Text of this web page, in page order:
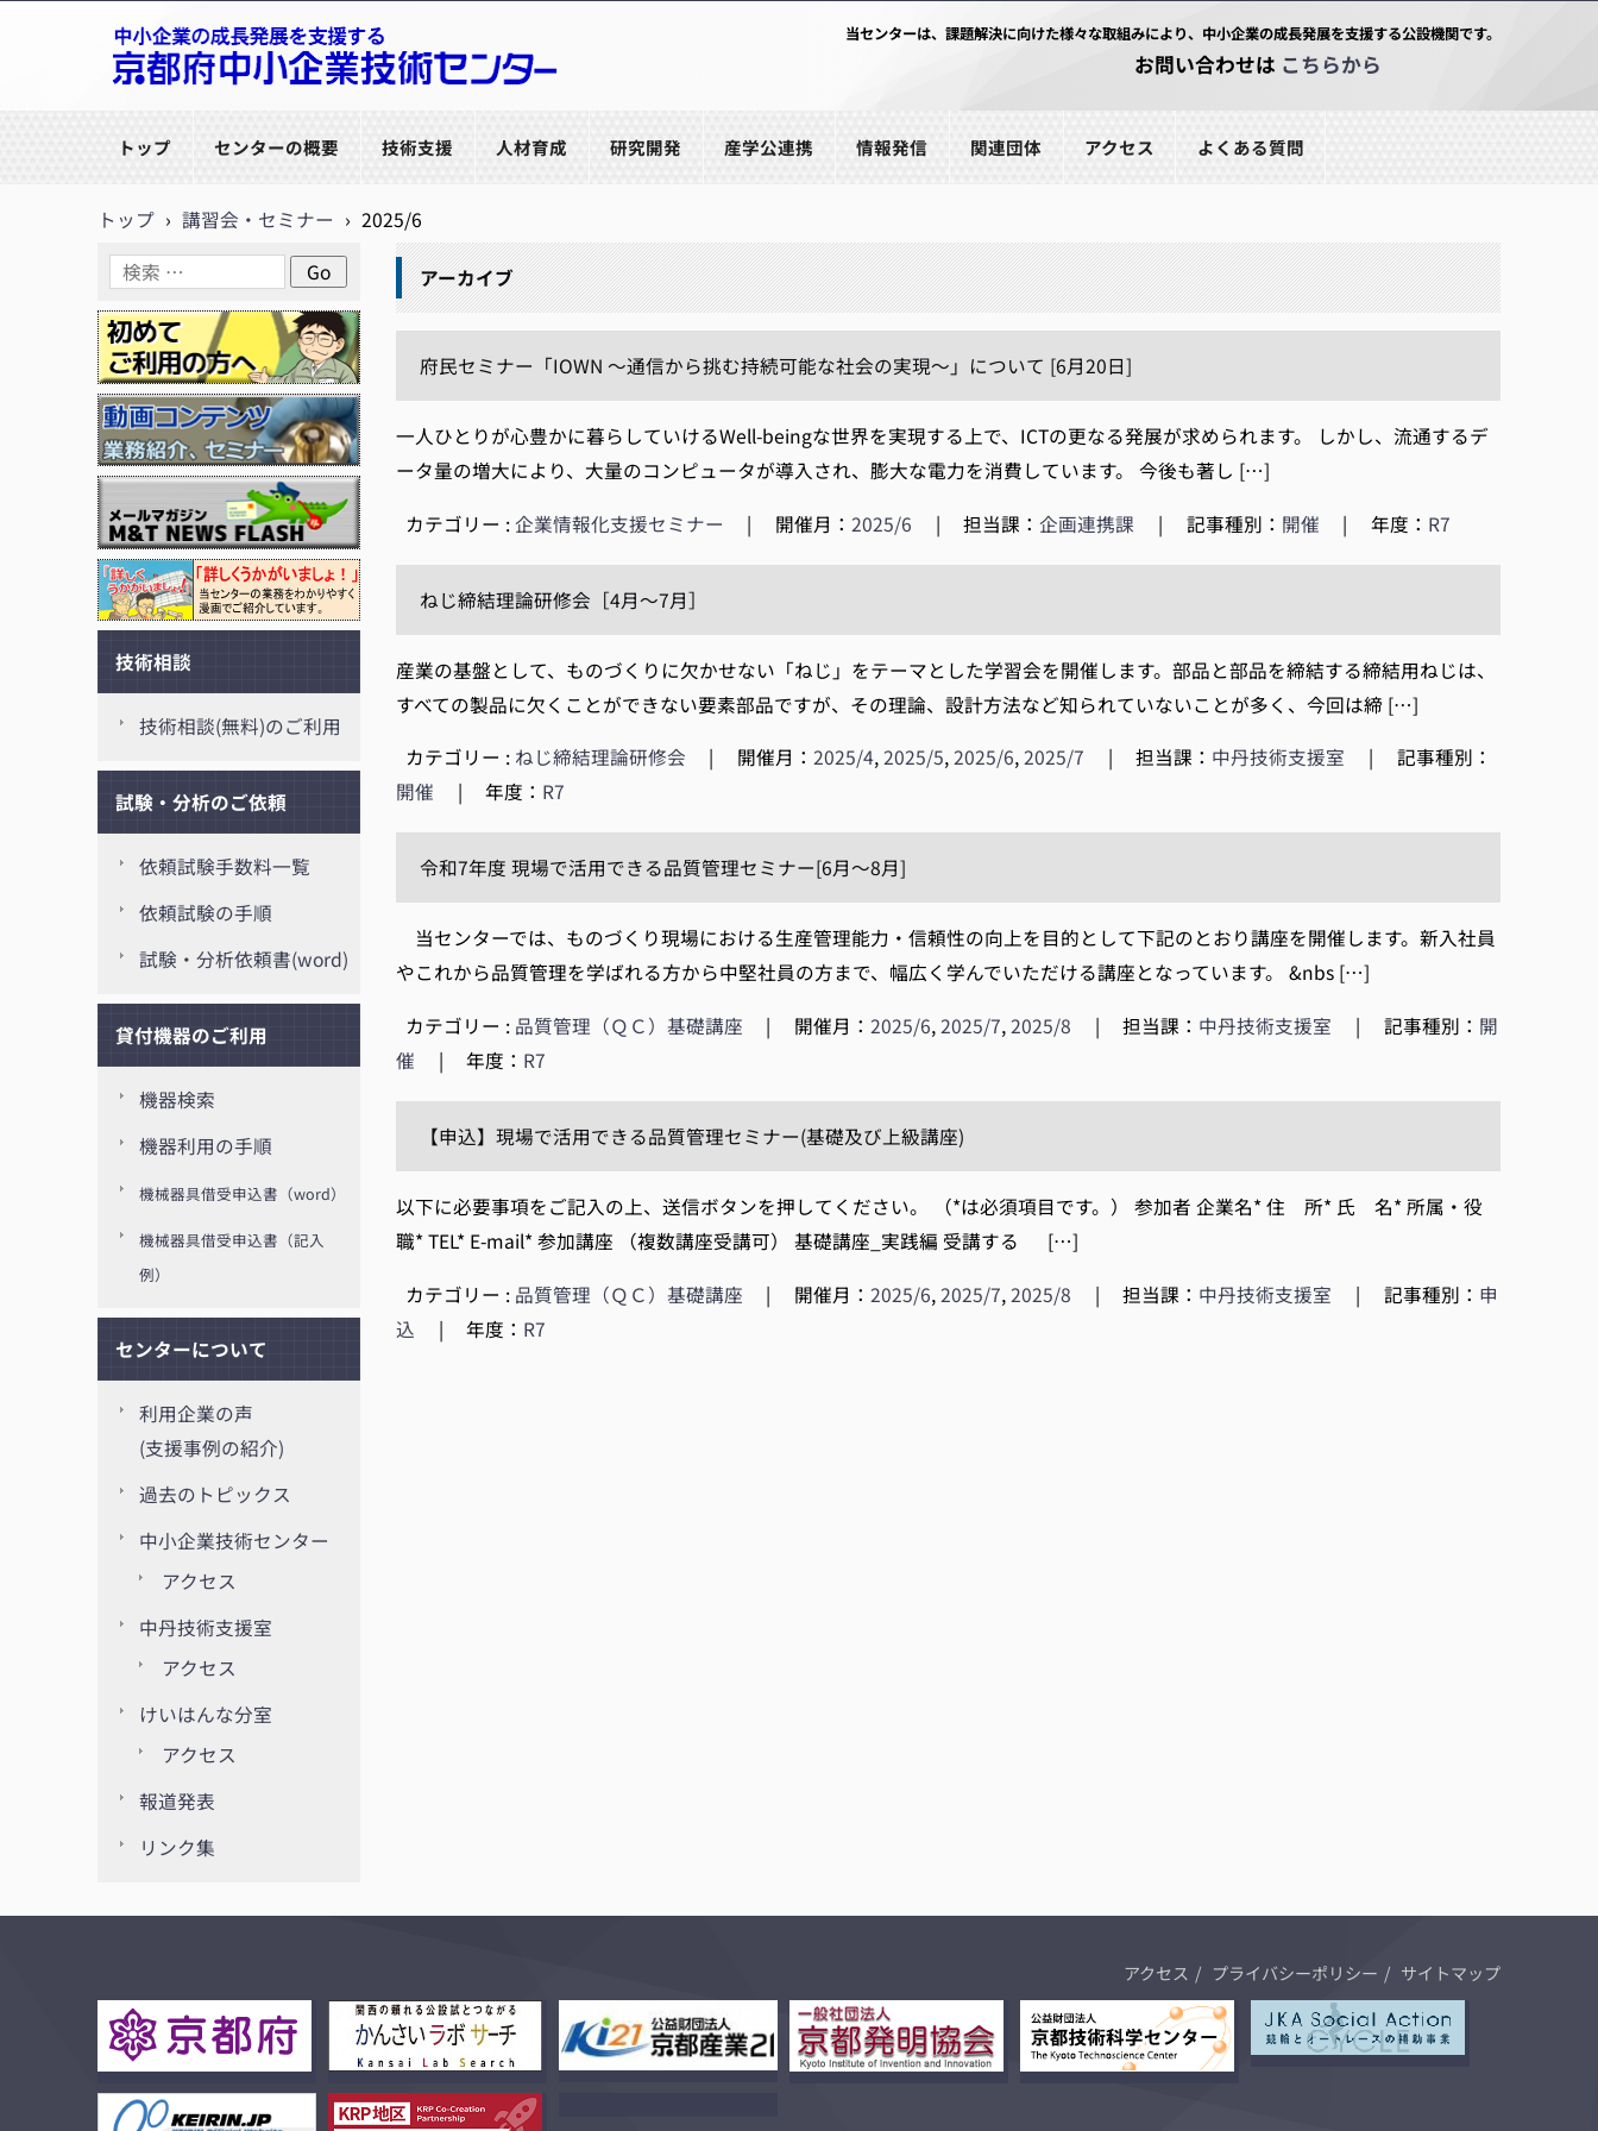
当センターは、課題解決に向けた様々な取組みにより、中小企業の成長発展を支援する公設機関です。
お問い合わせは こちらから
トップ センターの概要 技術支援 人材育成 研究開発 産学公連携 情報発信 関連団体 アクセス よくある質問
トップ › 講習会・セミナー › 2025/6
アーカイブ
府民セミナー「IOWN ～通信から挑む持続可能な社会の実現～」について [6月20日]
一人ひとりが心豊かに暮らしていけるWell-beingな世界を実現する上で、ICTの更なる発展が求められます。 しかし、流通するデ
ータ量の増大により、大量のコンピュータが導入され、膨大な電力を消費しています。 今後も著し […]
カテゴリー :企業情報化支援セミナー | 開催月：2025/6 | 担当課：企画連携課 | 記事種別： 開催 | 年度： R7
ねじ締結理論研修会［4月～7月］
産業の基盤として、ものづくりに欠かせない「ねじ」をテーマとした学習会を開催します。部品と部品を締結する締結用ねじは、
すべての製品に欠くことができない要素部品ですが、その理論、設計方法など知られていないことが多く、今回は締 […]
カテゴリー : ねじ締結理論研修会 | 開催月：2025/4,2025/5,2025/6,2025/7 | 担当課： 中丹技術支援室 |
記事種別：
開催
| 年度： R7
令和7年度 現場で活用できる品質管理セミナー[6月～8月]
当センターでは、ものづくり現場における生産管理能力・信頼性の向上を目的として下記のとおり講座を開催します。新入社員
やこれから品質管理を学ばれる方から中堅社員の方まで、幅広く学んでいただける講座となっています。 &nbs […]
カテゴリー : 品質管理（ＱＣ）基礎講座 | 開催月：2025/6,2025/7,2025/8 | 担当課： 中丹技術支援室 | 記事種別： 開
催
| 年度： R7
【申込】現場で活用できる品質管理セミナー(基礎及び上級講座)
以下に必要事項をご記入の上、送信ボタンを押してください。 （*は必須項目です。） 参加者 企業名* 住 所* 氏 名* 所属・役
職* TEL* E-mail* 参加講座 （複数講座受講可） 基礎講座_実践編 受講する […]
カテゴリー : 品質管理（ＱＣ）基礎講座 | 開催月：2025/6,2025/7,2025/8 | 担当課： 中丹技術支援室 | 記事種別： 申
込
| 年度： R7
技術相談
技術相談(無料)のご利用
試験・分析のご依頼
依頼試験手数料一覧
依頼試験の手順
試験・分析依頼書(word)
貸付機器のご利用
機器検索
機器利用の手順
機械器具借受申込書（word）
機械器具借受申込書（記入
例）
センターについて
利用企業の声
(支援事例の紹介)
過去のトピックス
中小企業技術センター
アクセス
中丹技術支援室
アクセス
けいはんな分室
アクセス
報道発表
リンク集
アクセス プライバシーポリシー サイトマップ